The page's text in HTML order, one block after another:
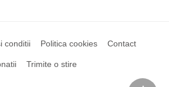
conditii Politica cookies Contact
Trimite o stire